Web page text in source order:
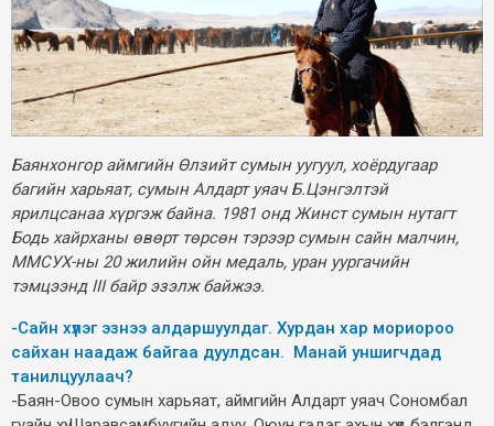
Баянхонгор аймгийн Өлзийт сумын уугуул, хоёрдугаар
багийн харьяат, сумын Алдарт уяач Б.Цэнгэлтэй
ярилцсанаа хүргэж байна. 1981 онд Жинст сумын нутагт
Бодь хайрханы өвөрт төрсөн тэрээр сумын сайн малчин,
ММСУХ-ны 20 жилийн ойн медаль, уран уургачийн
тэмцээнд III байр эзэлж байжээ.
-Сайн хүлэг эзнээ алдаршуулдаг. Хурдан хар мориороо
сайхан наадаж байгаа дуулдсан. Манай уншигчдад
танилцуулаач?
-Баян-Овоо сумын харьяат, аймгийн Алдарт уяач Сономбал